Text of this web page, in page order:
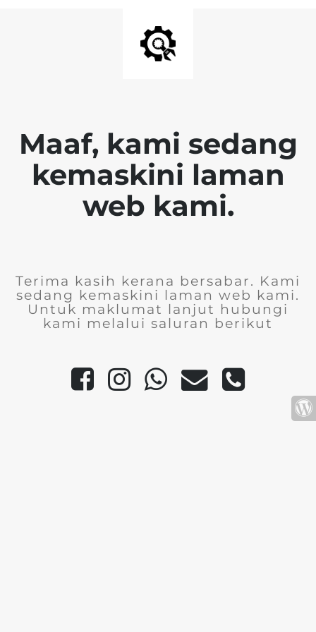
Maaf, kami sedang
kemaskini laman
web kami.
Terima kasih kerana bersabar. Kami
sedang kemaskini laman web kami.
Untuk maklumat lanjut hubungi
kami melalui saluran berikut